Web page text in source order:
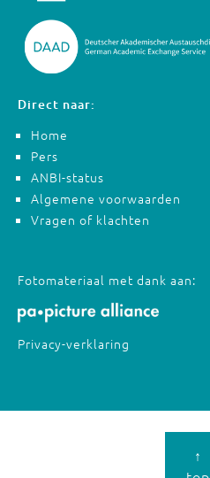
Direct naar:
Home
Pers
ANBI-status
Algemene voorwaarden
Vragen of klachten
Fotomateriaal met dank aan:
Privacy-verklaring
↑